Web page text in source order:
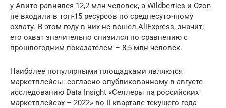
у Авито равнялся 12,2 млн человек, а Wildberries и Ozon
не входили в топ-15 ресурсов по среднесуточному
охвату. В этом году в них не вошел AliExpress, значит,
его охват значительно снизился по сравнению с
прошлогодним показателем – 8,5 млн человек.
Наиболее популярными площадками являются
маркетплейсы: согласно опубликованному в августе
исследованию Data Insight «Селлеры на российских
маркетплейсах – 2022» во II квартале текущего года